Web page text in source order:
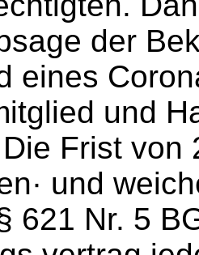
der
eines
und
Frist von
und
621 Nr. 5